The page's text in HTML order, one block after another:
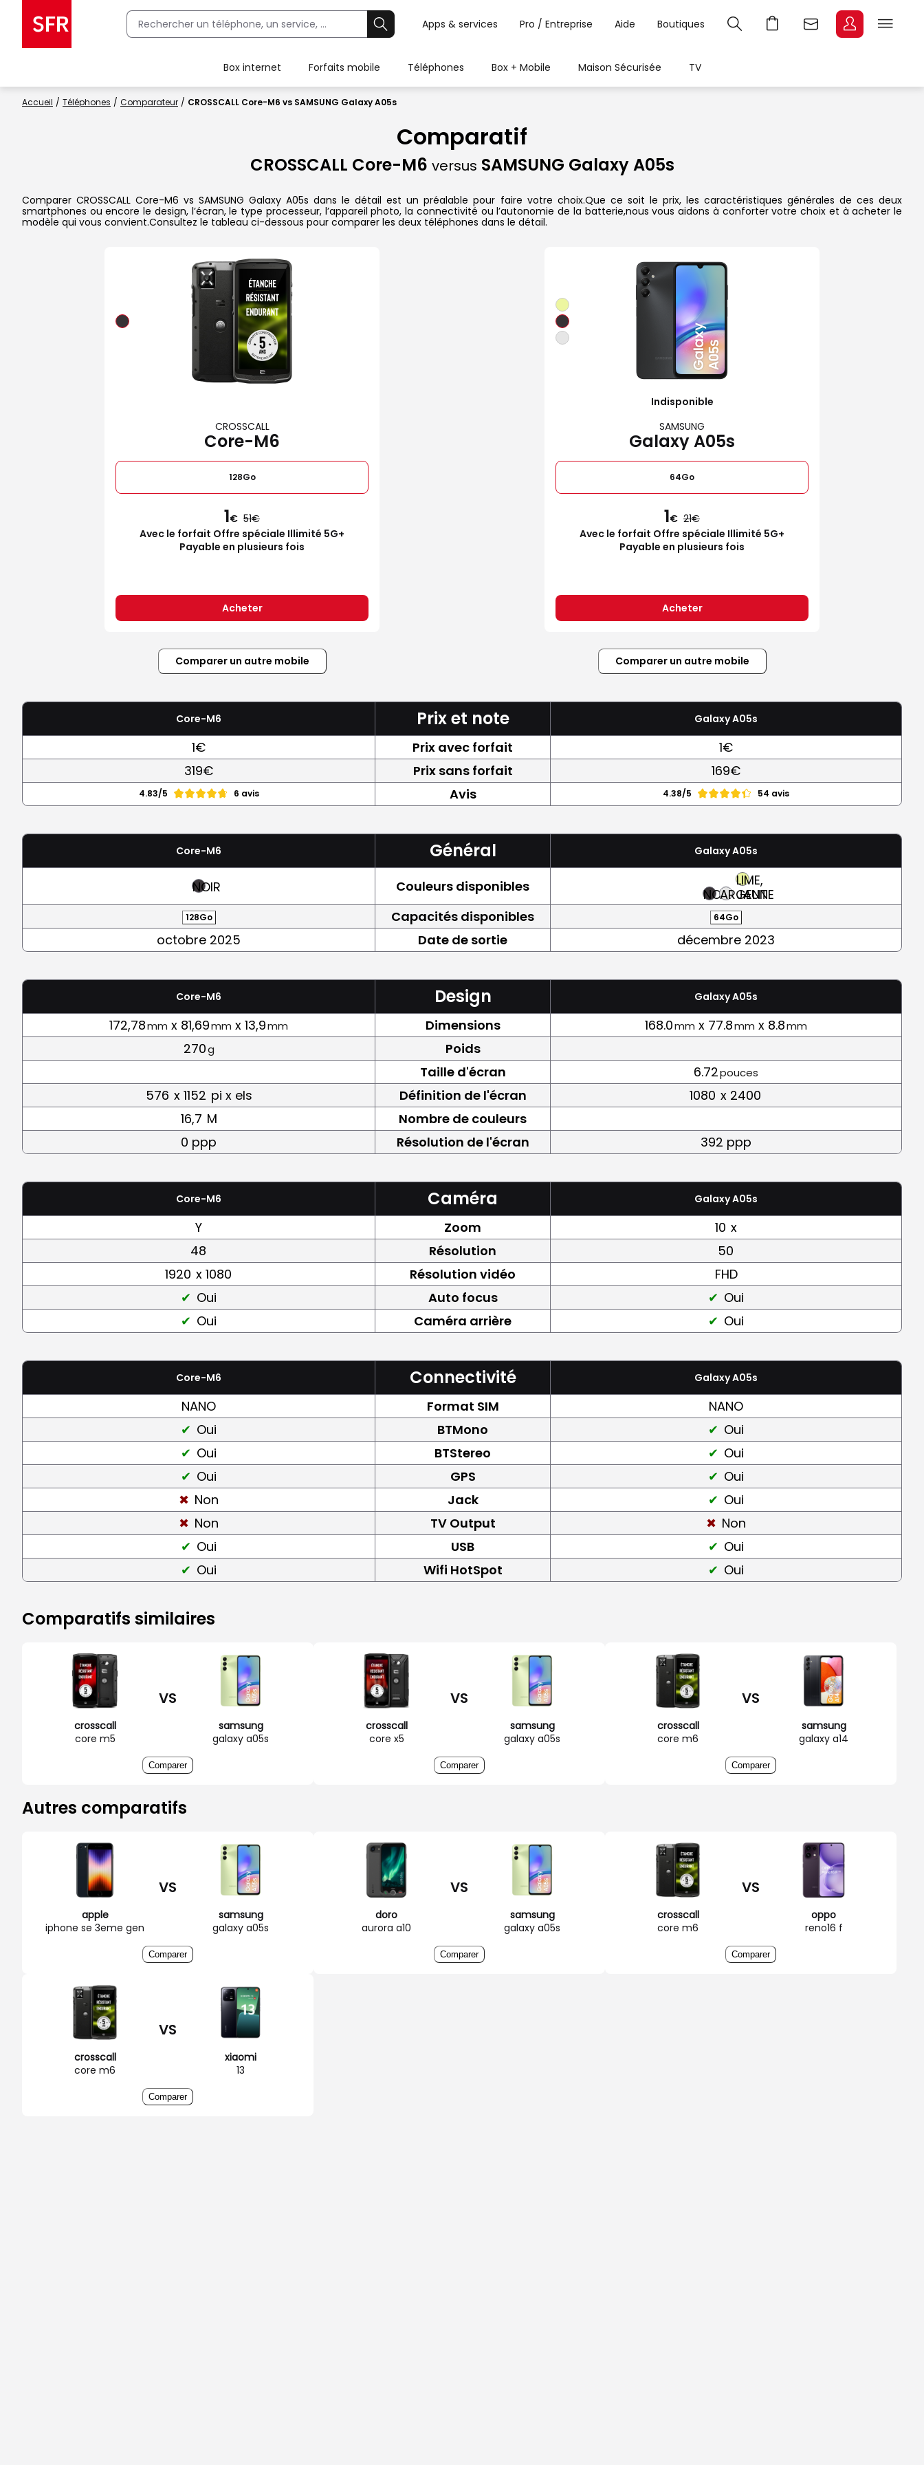
Apps & services Pro / Entreprise Aide Boutiques
Box internet Forfaits mobile Téléphones Box + Mobile Maison Sécurisée TV
Accueil Téléphones Comparateur CROSSCALL Core-M6 vs SAMSUNG Galaxy A05s
Comparatif
CROSSCALL Core-M6 versus SAMSUNG Galaxy A05s
Comparer CROSSCALL Core-M6 vs SAMSUNG Galaxy A05s dans le détail est un préalable pour faire votre choix.Que ce soit le prix, les caractéristiques générales de ces deux
smartphones ou encore le design, l’écran, le type processeur, l’appareil photo, la connectivité ou l’autonomie de la batterie,nous vous aidons à conforter votre choix et à acheter le
modèle qui vous convient.Consultez le tableau ci-dessous pour comparer les deux téléphones dans le détail.
CROSSCALL
Core-M6
128Go
1€ 51
Avec le forfait Offre spéciale Illimité 5G+
Payable en plusieurs fois
Acheter
Indisponible
SAMSUNG
Galaxy A05s
64Go
1€ 21
Avec le forfait Offre spéciale Illimité 5G+
Payable en plusieurs fois
Acheter
Comparer un autre mobile Comparer un autre mobile
Core-M6 Prix et note Galaxy A05s
1€ Prix avec forfait
1€
319€
Prix sans forfait 169€
4.83/5 6 avis Avis 4.38/5 54 avis
Core-M6 Général Galaxy A05s
NOIR Couleurs disponibles NOIRARGENT
LIME,
JAUNE
128Go Capacités disponibles 64Go
octobre 2025 Date de sortie décembre 2023
Core-M6 Design Galaxy A05s
172,78mm x 81,69mm x 13,9mm Dimensions 168.0mm x 77.8mm x 8.8mm
270g
Poids
Taille d'écran
6.72pouces
576 x 1152 pi x els Définition de l'écran 1080 x 2400
16,7 M
Nombre de couleurs
0 ppp
Résolution de l'écran 392 ppp
Core-M6 Caméra Galaxy A05s
Y Zoom 10 x
48
Résolution
50
1920 x 1080 Résolution vidéo
FHD
Oui
Auto focus
Oui
Oui
Caméra arrière Oui
Core-M6 Connectivité Galaxy A05s
NANO Format SIM
NANO
Oui
BTMono
Oui
Oui
BTStereo
Oui
Oui
GPS
Oui
Non
Jack
Oui
Non
TV Output
Non
Oui
USB
Oui
Oui
Wifi HotSpot Oui
Comparatifs similaires
crosscall
core m5
VS
samsung
galaxy a05s
Comparer
crosscall
core x5
VS
samsung
galaxy a05s
Comparer
crosscall
core m6
VS
samsung
galaxy a14
Comparer
Autres comparatifs
apple
iphone se 3eme gen
VS
samsung
galaxy a05s
Comparer
doro
aurora a10
VS
samsung
galaxy a05s
Comparer
crosscall
core m6
VS
oppo
reno16 f
Comparer
crosscall
core m6
VS
xiaomi
13
Comparer